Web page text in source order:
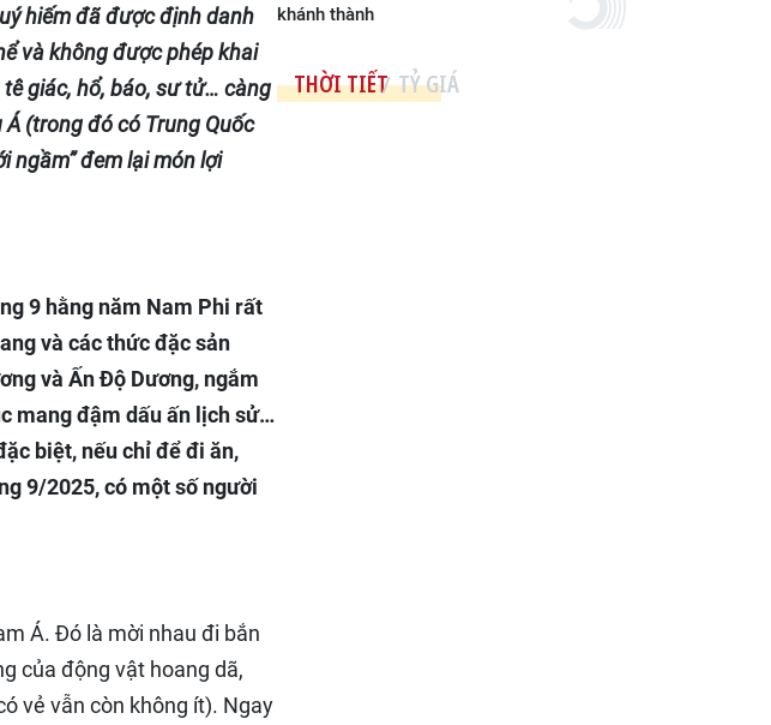
hiếm đã được định danh
và không được phép khai
giác, hổ, báo, sư tử… càng
(trong đó có Trung Quốc
ngầm” đem lại món lợi
9 hằng năm Nam Phi rất
và các thức đặc sản
và Ấn Độ Dương, ngắm
mang đậm dấu ấn lịch sử…
biệt, nếu chỉ để đi ăn,
9/2025, có một số người
Á. Đó là mời nhau đi bắn
của động vật hoang dã,
vẻ vẫn còn không ít). Ngay
khánh thành
THỜI TIẾT TỶ GIÁ